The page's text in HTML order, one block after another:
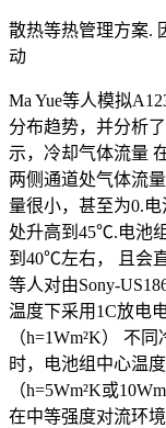
散热等热管理方案.
动
Ma Yue等人模拟
分布趋势，并分析
示，冷却气体流量
两侧通道处气体流
量很小，甚至为0.
处升高到45℃.电池
到40℃左右， 且会
等人对由Sony-
温度下采用1C放电
（h=1Wm²K） 不
时，电池组中心温
（h=5Wm²K或
在中等强度对流环